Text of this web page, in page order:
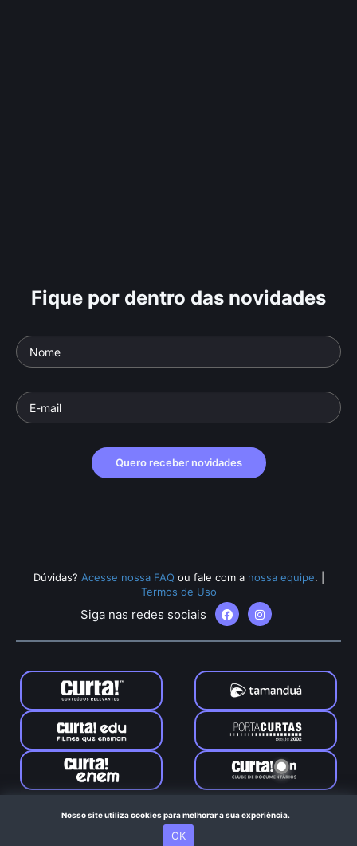
Fique por dentro das novidades
Quero receber novidades
Dúvidas? Acesse nossa FAQ ou fale com a nossa equipe.
Termos de Uso
Siga nas redes sociais
Tamanduá © 2024. Todos os direitos reservados. Feito com
no Rio de Janeiro
Nosso site utiliza cookies para melhorar a sua experiência.
OK